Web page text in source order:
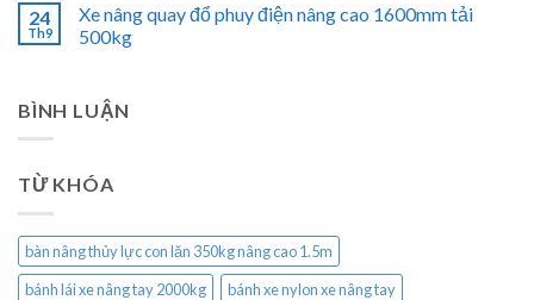
24
Th9
Xe nâng quay đổ phuy điện nâng cao 1600mm tải
500kg
BÌNH LUẬN
TỪ KHÓA
bàn nâng thủy lực con lăn 350kg nâng cao 1.5m
bánh lái xe nâng tay 2000kg
bánh xe nylon xe nâng tay